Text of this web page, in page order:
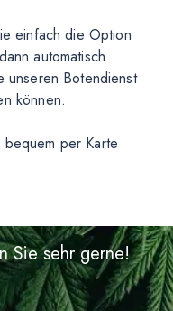
einfach die Option
automatisch
unseren Botendienst
können.
per Karte
Sie sehr gerne!